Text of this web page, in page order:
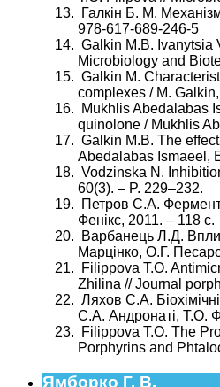
Галкін Б. М.
978-617-689-246-5
Galkin M.B. Ivanytsia
Microbiology and
Galkin M.
complexes / M.
Mukhlis Abedalabas
quinolone / Mukhlis
Galkin М.B. The
Abedalabas Ismaeel,
Vodzinska N.
60(3). – P. 229–232.
Петров С.А.
Фенікс, 2011. – 118 с.
Варбанець Л.Д.
Марцінко, О.Г.
Filippova T.O.
Zhilina // Journal
Ляхов С.А.
С.А. Андронаті, Т.О.
Filippova T.O. The
Porphyrins and
Ямборко Г. В.